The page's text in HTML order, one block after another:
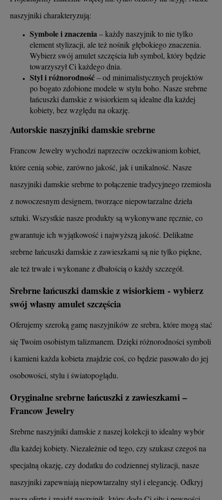
naszyjniki charakteryzują:
Symbole i znaczenia– każdy naszyjnik to nie tylko
element stylizacji, ale też nośnik głębokiego znaczenia.
Wybierz swój amulet szczęścia lub symbol, który będzie
towarzyszył Ci każdego dnia.
Styl i różnorodność– od minimalistycznych projektów
po bogato zdobione modele w stylu boho. Nasze srebrne
łańcuszki damskie z wisiorkiem są idealne dla każdej
kobiety, bez względu na okazję.
Autorskie naszyjniki damskie srebrne
Francow Jewelry wychodzi naprzeciw oczekiwaniom kobiet,
które cenią sobie, zarówno jakość, jak i unikalność. Nasze
naszyjniki damskie srebrne to połączenie tradycyjnego rzemiosła
z nowoczesnym designem, tworzące niepowtarzalne dzieła
sztuki. Wszystkie nasze produkty są wykonywane ręcznie, co
gwarantuje ich wyjątkowość i najwyższą jakość. Delikatne
srebrne łańcuszki damskie z zawieszkami są nie tylko piękne,
ale też trwałe i wykonane z dbałością o każdy szczegół.
Srebrne łańcuszki damskie z wisiorkiem - wybierz
swój własny amulet szczęścia
Oferujemy szeroką gamę naszyjników ze srebra, które mogą stać
się Twoim osobistym talizmanem. Dzięki różnorodności symboli
i kamieni każda kobieta znajdzie coś, co będzie pasowało do jej
osobowości, stylu i światopoglądu.
Oryginalne srebrne łańcuszki z zawieszkami –
Francow Jewelry
Srebrne naszyjniki damskie z naszej kolekcji to idealny wybór
dla każdej kobiety. Niezależnie od tego, czy szukasz czegoś na
specjalną okazję, czy dodatku do codziennej stylizacji, nasze
naszyjniki zapewniają niepowtarzalny styl i elegancję. Odkryj